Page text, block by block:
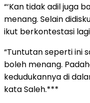
“‘Kan tidak adil juga
menang. Selain
ikut berkontestasi
“Tuntutan seperti ini
boleh menang.
kedudukannya di
kata Saleh.***